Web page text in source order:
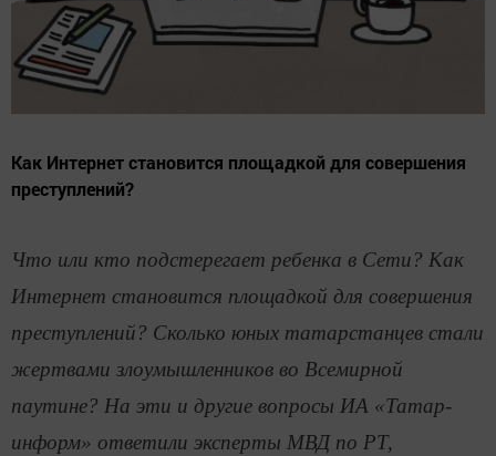
Как Интернет становится площадкой для совершения
преступлений?
Что или кто подстерегает ребенка в Сети? Как
Интернет становится площадкой для совершения
преступлений? Сколько юных татарстанцев стали
жертвами злоумышленников во Всемирной
паутине? На эти и другие вопросы ИА «Татар-
информ» ответили эксперты МВД по РТ,